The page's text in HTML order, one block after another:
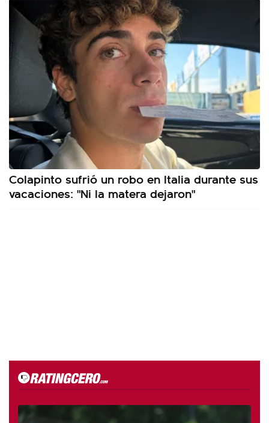
Colapinto sufrió un robo en Italia durante sus
vacaciones: "Ni la matera dejaron"